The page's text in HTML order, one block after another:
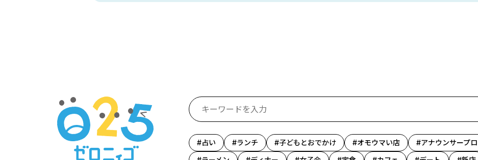
占い ランチ 子どもとおでかけ オモウマい店
アナウンサープ